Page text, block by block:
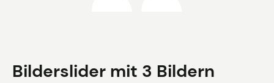
Bilderslider mit 3 Bildern